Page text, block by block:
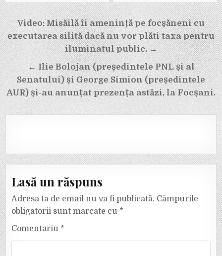
Navigare
în
articole
Video: Misăilă îi amenință pe focșăneni cu
executarea silită dacă nu vor plăti taxa pentru
iluminatul public. →
← Ilie Bolojan (președintele PNL și al
Senatului) și George Simion (președintele
AUR) și-au anunțat prezența astăzi, la Focșani.
Lasă un răspuns
Adresa ta de email nu va fi publicată. Câmpurile
obligatorii sunt marcate cu *
Comentariu *